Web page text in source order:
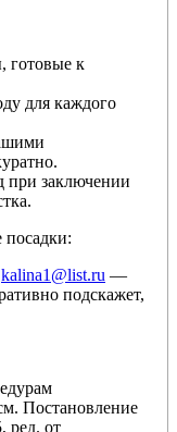
готовые к
для каждого
при заключении
посадки:
kalina1@list.ru —
подскажет,
Постановление
ред. от